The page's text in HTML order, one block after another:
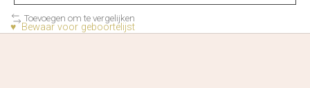
Toevoegen om te vergelijken
♥ Bewaar voor geboortelijst